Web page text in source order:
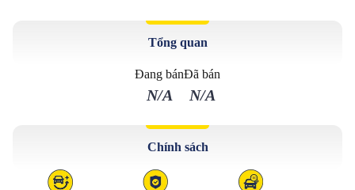
Tổng quan
Đang bán
N/A
Đã bán
N/A
Chính sách